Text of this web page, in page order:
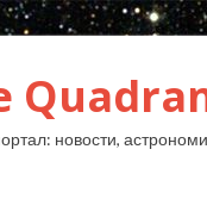
новости,